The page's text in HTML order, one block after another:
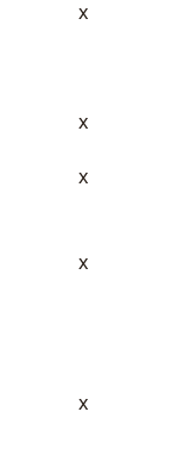
x
x
x
x
x